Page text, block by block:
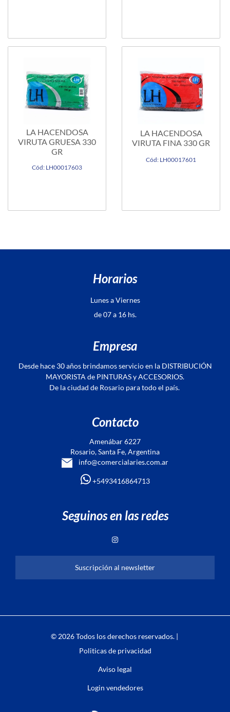
LA HACENDOSA
VIRUTA GRUESA 330
GR
Cód: LH00017603
LA HACENDOSA
VIRUTA FINA 330 GR
Cód: LH00017601
Horarios
Lunes a Viernes
de 07 a 16 hs.
Empresa
Desde hace 30 años brindamos servicio en la DISTRIBUCIÓN
MAYORISTA de PINTURAS y ACCESORIOS.
De la ciudad de Rosario para todo el país.
Contacto
Amenábar 6227
Rosario, Santa Fe, Argentina
info@comercialaries.com.ar
+5493416864713
Seguinos en las redes
Suscripción al newsletter
© 2026 Todos los derechos reservados. |
Politicas de privacidad
Aviso legal
Login vendedores